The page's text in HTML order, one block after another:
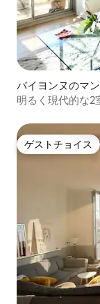
バイヨンヌのマ
明るく現代的な2
ゲストチョイス
ゲストチョイス